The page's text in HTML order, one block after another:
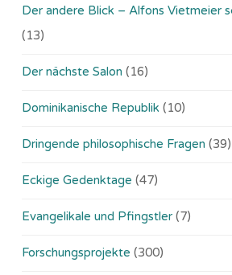
Der andere Blick – Alfons Vietmeier
(13)
Der nächste Salon (16)
Dominikanische Republik (10)
Dringende philosophische Fragen (39)
Eckige Gedenktage (47)
Evangelikale und Pfingstler (7)
Forschungsprojekte (300)